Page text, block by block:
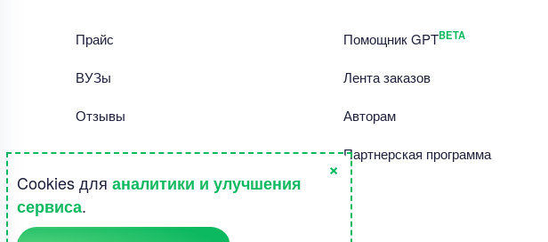
Прайс
ВУЗы
Отзывы
Библиотека работ
Правила использования сайта
Полезное
Помощник GPTBETA
Лента заказов
Авторам
Партнерская программа
Cookies для аналитики и улучшения
сервиса.
×